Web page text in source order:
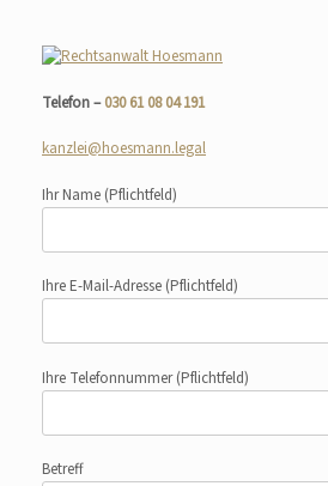
Telefon –030 61 08 04 191
kanzlei@hoesmann.legal
Ihr Name (Pflichtfeld)
Ihre E-Mail-Adresse (Pflichtfeld)
Ihre Telefonnummer(Pflichtfeld)
Betreff